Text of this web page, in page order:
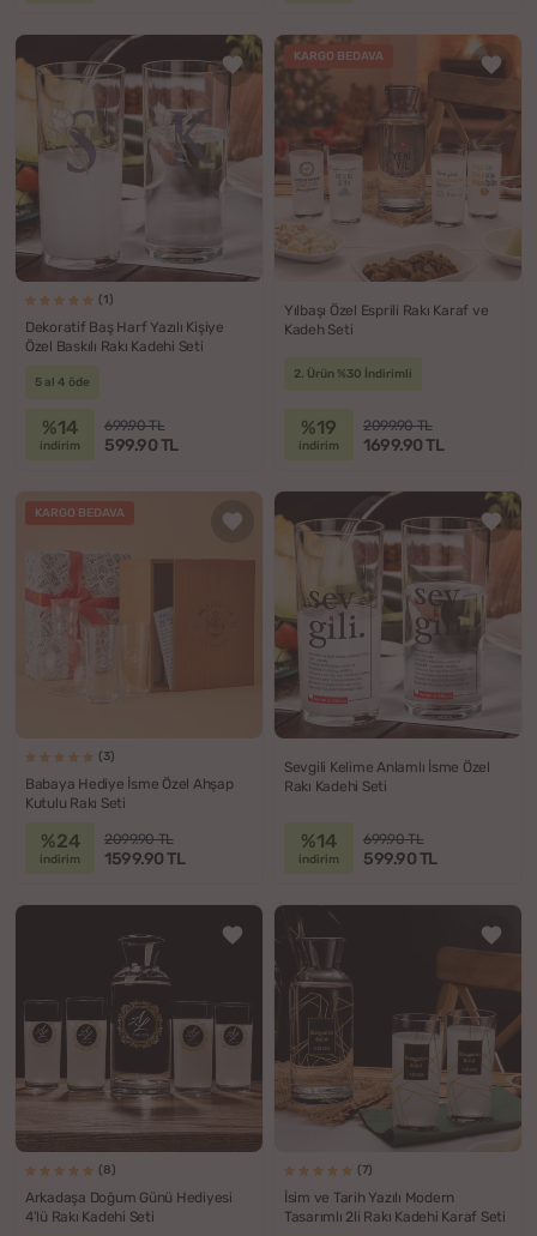
(1)
Dekoratif Baş Harf Yazılı Kişiye
Özel Baskılı Rakı Kadehi Seti
5 al 4 öde
%14
indirim
699.90 TL
599.90 TL
KARGO BEDAVA
Yılbaşı Özel Esprili Rakı Karaf ve
Kadeh Seti
2. Ürün %30 İndirimli
%19
indirim
2099.90 TL
1699.90 TL
KARGO BEDAVA
(3)
Babaya Hediye İsme Özel Ahşap
Kutulu Rakı Seti
%24
indirim
2099.90 TL
1599.90 TL
Sevgili Kelime Anlamlı İsme Özel
Rakı Kadehi Seti
%14
indirim
699.90 TL
599.90 TL
(8)
Arkadaşa Doğum Günü Hediyesi
4'lü Rakı Kadehi Seti
(7)
İsim ve Tarih Yazılı Modern
Tasarımlı 2li Rakı Kadehi Karaf Seti